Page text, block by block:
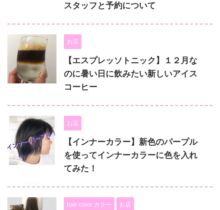
スタッフと予約について
お店
【エスプレッソトニック】１２月な
のに暑い日に飲みたい新しいアイス
コーヒー
お店
【インナーカラー】新色のパープル
を使ってインナーカラーに色を入れ
てみた！
hair color カラー お店